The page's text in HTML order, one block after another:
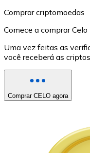
Comprar criptomoedas
Comece a comprar Celo
Uma vez feitas as
você receberá as
Comprar CELO agora